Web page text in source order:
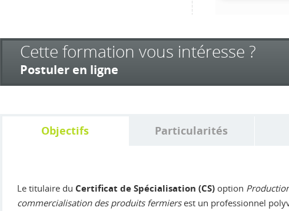
Cette formation vous intéresse ?
Postuler en ligne
Objectifs Particularités
Le titulaire du Certificat de Spécialisation (CS) option
commercialisation des produits fermiersest un professionnel